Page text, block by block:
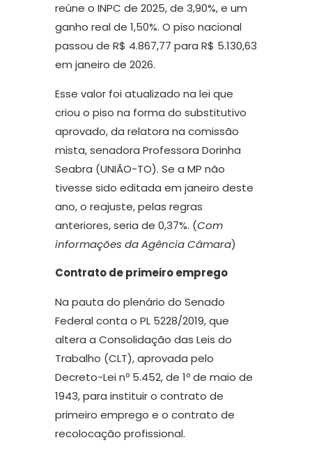
reúne o INPC de 2025, de 3,90%, e um
ganho real de 1,50%. O piso nacional
passou de R$ 4.867,77 para R$ 5.130,63
em janeiro de 2026.
Esse valor foi atualizado na lei que
criou o piso na forma do substitutivo
aprovado, da relatora na comissão
mista, senadora Professora Dorinha
Seabra (UNIÃO-TO). Se a MP não
tivesse sido editada em janeiro deste
ano, o reajuste, pelas regras
anteriores, seria de 0,37%. (Com
informações da Agência Câmara)
Contrato de primeiro emprego
Na pauta do plenário do Senado
Federal conta o PL 5228/2019, que
altera a Consolidação das Leis do
Trabalho (CLT), aprovada pelo
Decreto-Lei nº 5.452, de 1º de maio de
1943, para instituir o contrato de
primeiro emprego e o contrato de
recolocação profissional.